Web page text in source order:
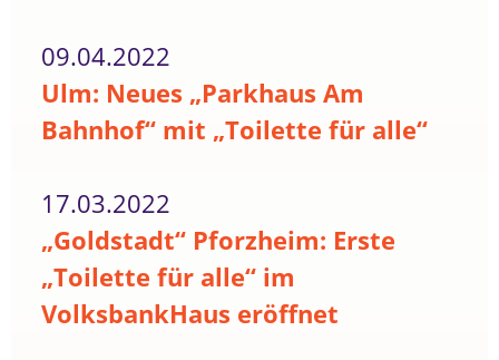
09.04.2022
Ulm: Neues „Parkhaus Am
Bahnhof“ mit „Toilette für alle“
17.03.2022
„Goldstadt“ Pforzheim: Erste
„Toilette für alle“ im
VolksbankHaus eröffnet